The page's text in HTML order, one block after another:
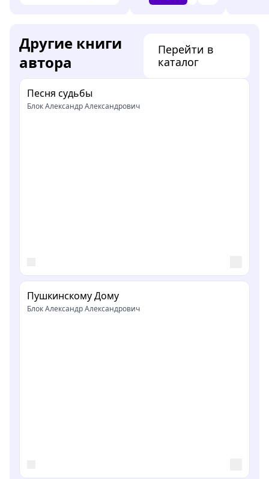
Другие книги
автора
Перейти в
каталог
Песня судьбы
Блок Александр Александрович
Пушкинскому Дому
Блок Александр Александрович